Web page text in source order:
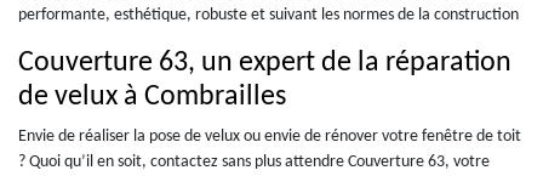
performante, esthétique, robuste et suivant les normes de la construction
Couverture 63, un expert de la réparation
de velux à Combrailles
Envie de réaliser la pose de velux ou envie de rénover votre fenêtre de toit
? Quoi qu’il en soit, contactez sans plus attendre Couverture 63, votre